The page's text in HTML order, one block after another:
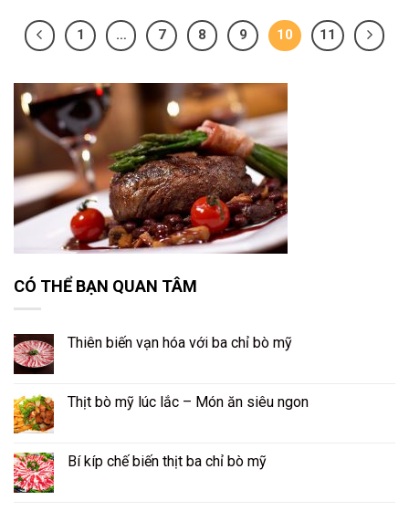
1 … 7 8 9 10 11
CÓ THỂ BẠN QUAN TÂM
Thiên biến vạn hóa với ba chỉ bò mỹ
Thịt bò mỹ lúc lắc – Món ăn siêu ngon
Bí kíp chế biến thịt ba chỉ bò mỹ